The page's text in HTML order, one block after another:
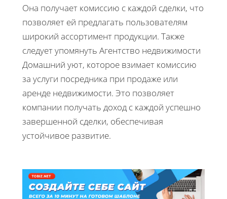
Она получает комиссию с каждой сделки, что
позволяет ей предлагать пользователям
широкий ассортимент продукции. Также
следует упомянуть Агентство недвижимости
Домашний уют, которое взимает комиссию
за услуги посредника при продаже или
аренде недвижимости. Это позволяет
компании получать доход с каждой успешно
завершенной сделки, обеспечивая
устойчивое развитие.